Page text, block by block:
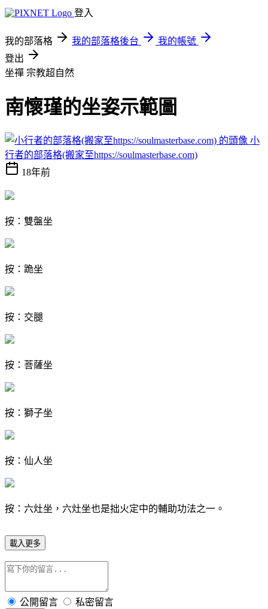
登入
我的部落格 我的部落格後台
我的帳號
登出
坐禪 宗教超自然
南懷瑾的坐姿示範圖
小
行者的部落格(搬家至https://soulmasterbase.com)
18年前
按：雙盤坐
按：跪坐
按：交腿
按：菩薩坐
按：獅子坐
按：仙人坐
按：六灶坐，六灶坐也是拙火定中的輔助功法之一。
載入更多
公開留言 私密留言